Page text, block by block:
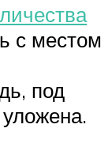
с местом
под